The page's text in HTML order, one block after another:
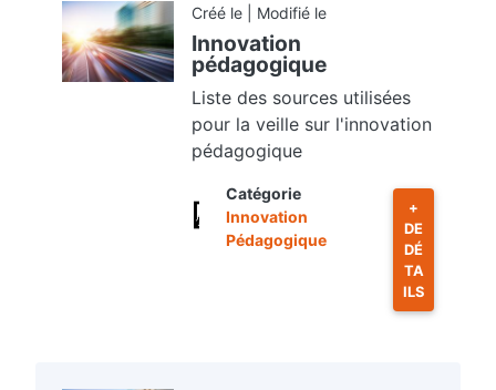
Créé le | Modifié le
Innovation
pédagogique
Liste des sources utilisées
pour la veille sur l'innovation
pédagogique
Catégorie
Innovation
Pédagogique
+
DE
DÉ
TA
ILS